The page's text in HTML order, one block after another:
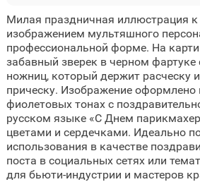
Милая праздничная иллюстрация
изображением мультяшного
профессиональной форме. На
забавный зверек в черном фартуке
ножниц, который держит расческу
прическу. Изображение оформлено
фиолетовых тонах с
русском языке «С Днем
цветами и сердечками. Идеально
использования в качестве
поста в социальных сетях или
для бьюти-индустрии и мастеров